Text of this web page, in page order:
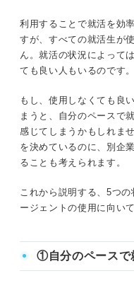
利用することで就活を効
すが、すべての就活生が
ん。就活の状況によって
ても良い人もいるのです。
もし、使用しなくても良
まうと、自分のペースで
感じてしまうかもしれま
を決めているのに、別企
ることも考えられます。
これから説明する、5つ
ージェントの使用に向い
①自分のペースで